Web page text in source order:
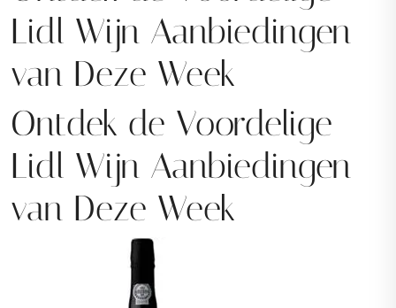
Lidl Wijn Aanbiedingen
van Deze Week
Ontdek de Voordelige
Lidl Wijn Aanbiedingen
van Deze Week